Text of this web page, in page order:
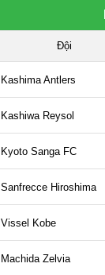
Đội
Kashima Antlers
Kashiwa Reysol
Kyoto Sanga FC
Sanfrecce Hiroshima
Vissel Kobe
Machida Zelvia